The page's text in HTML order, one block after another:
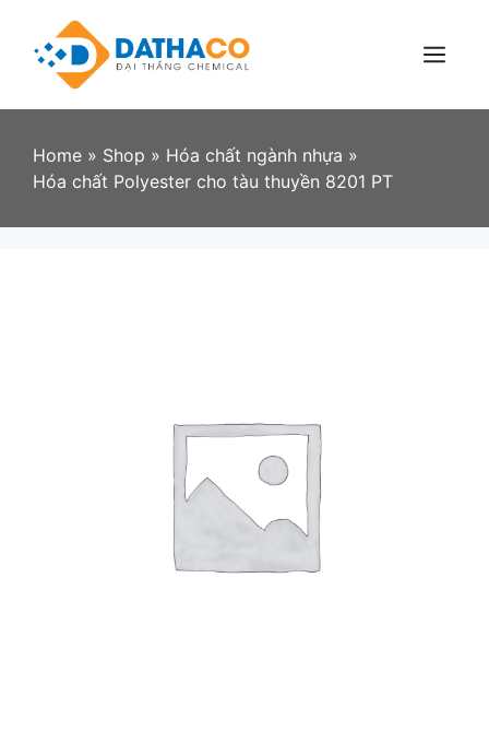
content
Menu
Home » Shop » Hóa chất ngành nhựa »
Hóa chất Polyester cho tàu thuyền 8201 PT